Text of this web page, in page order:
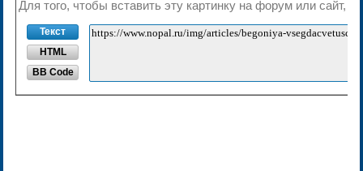
Для того, чтобы вставить эту картинку на форум или сайт,
Текст
HTML
BB Code